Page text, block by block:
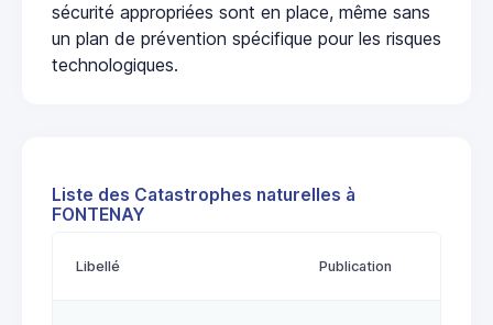
sécurité appropriées sont en place, même sans
un plan de prévention spécifique pour les risques
technologiques.
Liste des Catastrophes naturelles à
FONTENAY
Libellé Publication